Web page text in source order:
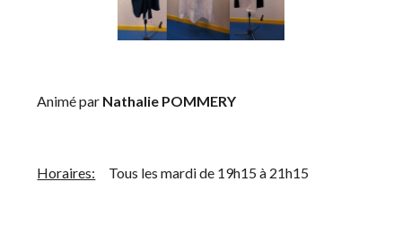
    Animé par
Nathalie POMMERY
Horaires:
     Tous les mardi de 19h15 à 21h15